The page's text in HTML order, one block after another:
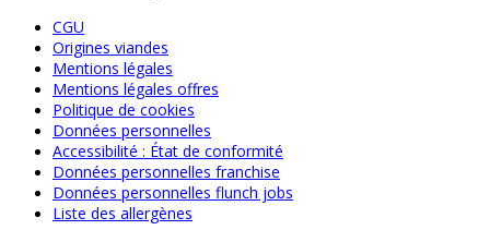
CGU
Origines viandes
Mentions légales
Mentions légales offres
Politique de cookies
Données personnelles
Accessibilité : État de conformité
Données personnelles franchise
Données personnelles flunch jobs
Liste des allergènes